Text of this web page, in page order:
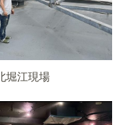
堀江現場